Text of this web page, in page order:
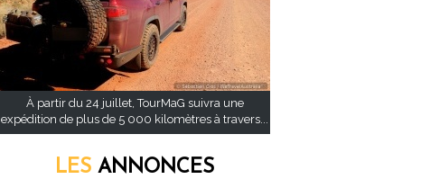
À partir du 24 juillet, TourMaG suivra une
expédition de plus de 5 000 kilomètres à travers...
LES ANNONCES